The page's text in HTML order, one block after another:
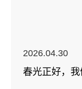
2026.04.30
春光正好，我